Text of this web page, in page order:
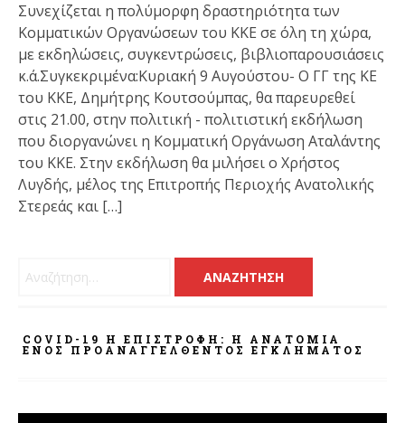
Συνεχίζεται η πολύμορφη δραστηριότητα των
Κομματικών Οργανώσεων του ΚΚΕ σε όλη τη χώρα,
με εκδηλώσεις, συγκεντρώσεις, βιβλιοπαρουσιάσεις
κ.ά.Συγκεκριμένα:Κυριακή 9 Αυγούστου- Ο ΓΓ της ΚΕ
του ΚΚΕ, Δημήτρης Κουτσούμπας, θα παρευρεθεί
στις 21.00, στην πολιτική - πολιτιστική εκδήλωση
που διοργανώνει η Κομματική Οργάνωση Αταλάντης
του ΚΚΕ. Στην εκδήλωση θα μιλήσει ο Χρήστος
Λυγδής, μέλος της Επιτροπής Περιοχής Ανατολικής
Στερεάς και […]
Αναζήτηση για:
COVID-19 Η ΕΠΙΣΤΡΟΦΗ: Η ΑΝΑΤΟΜΊΑ
ΕΝΌΣ ΠΡΟΑΝΑΓΓΕΛΘΈΝΤΟΣ ΕΓΚΛΉΜΑΤΟΣ